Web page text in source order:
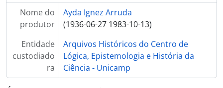
[Série] PIm - Produção Intelectual Manuscrita
[Série] PItm - Produção Intelectual de Terceiros Manuscrita
[Série] Impr - Impressos
[Série] CV - Curriculum Vitae de Terceiros
[Série] H - Hemeroteca
[Série] AV - Áudio Visual
[Série] F - Fotografias
Nome do
produtor
Ayda Ignez Arruda
(1936-06-27 1983-10-13)
Entidade
custodiado
ra
Arquivos Históricos do Centro de
Lógica, Epistemologia e História da
Ciência - Unicamp